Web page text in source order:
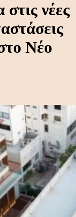
νέες
Νέο